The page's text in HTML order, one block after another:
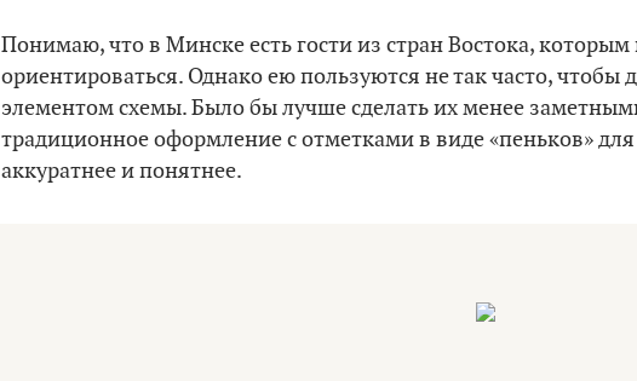
Понимаю, что в Минске есть гости из стран Востока,
ориентироваться. Однако ею пользуются не так часто, чтобы
элементом схемы. Было бы лучше сделать их менее
традиционное оформление с отметками в виде «пеньков»
аккуратнее и понятнее.